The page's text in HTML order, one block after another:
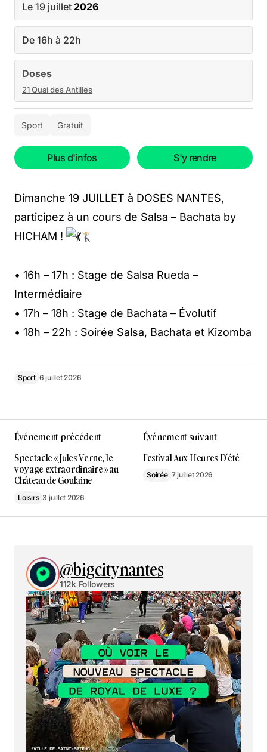
Le 19 juillet 2026
De 16h à 22h
Doses
21 Quai des Antilles
Sport Gratuit
Plus d'infos S'y rendre
Dimanche 19 JUILLET à DOSES NANTES,
participez à un cours de Salsa – Bachata by
HICHAM !
• 16h – 17h : Stage de Salsa Rueda –
Intermédiaire
• 17h – 18h : Stage de Bachata – Évolutif
• 18h – 22h : Soirée Salsa, Bachata et Kizomba
Sport 6 juillet 2026
Événement précédent
Spectacle « Jules Verne, le
voyage extraordinaire » au
Château de Goulaine
Loisirs 3 juillet 2026
Événement suivant
Festival Aux Heures D’été
Soirée 7 juillet 2026
@bigcitynantes
112k Followers